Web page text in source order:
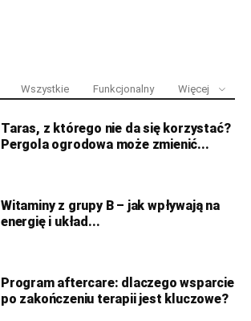
Wszystkie Funkcjonalny Więcej
Taras, z którego nie da się korzystać?
Pergola ogrodowa może zmienić...
Witaminy z grupy B – jak wpływają na
energię i układ...
Program aftercare: dlaczego wsparcie
po zakończeniu terapii jest kluczowe?